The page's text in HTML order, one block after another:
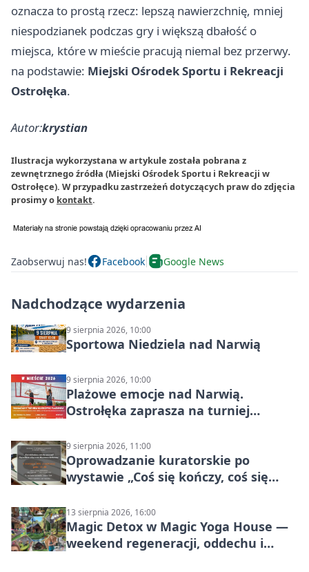
oznacza to prostą rzecz: lepszą nawierzchnię, mniej
niespodzianek podczas gry i większą dbałość o
miejsca, które w mieście pracują niemal bez przerwy.
na podstawie: Miejski Ośrodek Sportu i Rekreacji
Ostrołęka.
Autor:krystian
Ilustracja wykorzystana w artykule została pobrana z
zewnętrznego źródła (Miejski Ośrodek Sportu i Rekreacji w
Ostrołęce). W przypadku zastrzeżeń dotyczących praw do zdjęcia
prosimy o kontakt.
Zaobserwuj nas! Facebook Google News
Nadchodzące wydarzenia
9 sierpnia 2026, 10:00
Sportowa Niedziela nad Narwią
9 sierpnia 2026, 10:00
Plażowe emocje nad Narwią.
Ostrołęka zaprasza na turniej
9 sierpnia 2026, 11:00
Oprowadzanie kuratorskie po
wystawie „Coś się kończy, coś się
Mazowsza do Korony”
13 sierpnia 2026, 16:00
Magic Detox w Magic Yoga House —
weekend regeneracji, oddechu i